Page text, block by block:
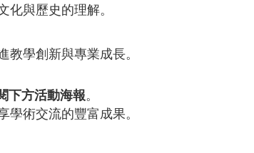
與歷史的理解。
教學創新與專業成長。
下方活動海報。
術交流的豐富成果。